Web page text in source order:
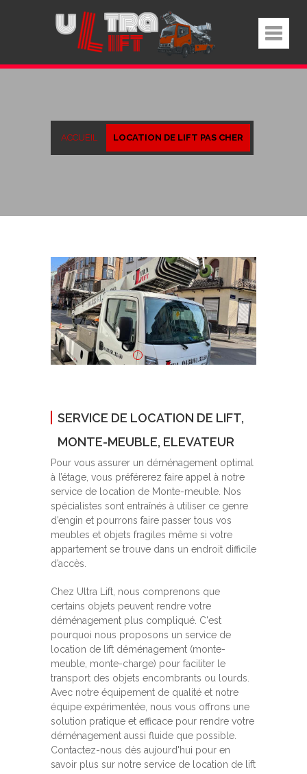
ACCUEIL LOCATION DE LIFT PAS CHER
SERVICE DE LOCATION DE LIFT,
MONTE-MEUBLE, ELEVATEUR
Pour vous assurer un déménagement optimal
à l’étage, vous préférerez faire appel à notre
service de location de Monte-meuble. Nos
spécialistes sont entraînés à utiliser ce genre
d’engin et pourrons faire passer tous vos
meubles et objets fragiles même si votre
appartement se trouve dans un endroit difficile
d’accès.
Chez Ultra Lift, nous comprenons que
certains objets peuvent rendre votre
déménagement plus compliqué. C'est
pourquoi nous proposons un service de
location de lift déménagement (monte-
meuble, monte-charge) pour faciliter le
transport des objets encombrants ou lourds.
Avec notre équipement de qualité et notre
équipe expérimentée, nous vous offrons une
solution pratique et efficace pour rendre votre
déménagement aussi fluide que possible.
Contactez-nous dès aujourd'hui pour en
savoir plus sur notre service de location de lift